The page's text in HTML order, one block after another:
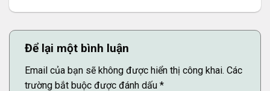
Để lại một bình luận
Email của bạn sẽ không được hiển thị công khai. Các
trường bắt buộc được đánh dấu *